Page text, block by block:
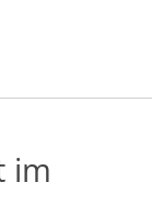
im